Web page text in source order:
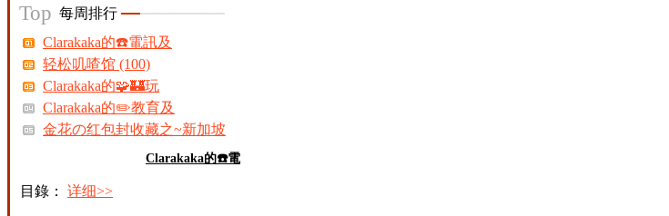
Top 每周排行
Clarakaka的☎️電訊及
轻松叽喳馆 (100)
Clarakaka的🧩🏰玩
Clarakaka的✏️教育及
金花の红包封收藏之~新加坡
Clarakaka的☎️電
目錄： 详细>>